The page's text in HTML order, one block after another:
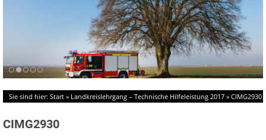
Inhalt
springen
Sie sind hier: Start » Landkreislehrgang – Technische Hilfeleistung 2017 » CIMG2930
CIMG2930